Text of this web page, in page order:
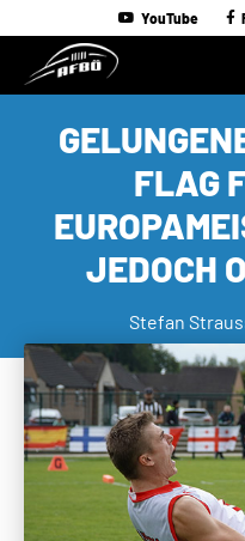
YouTube
FLAG
JEDOCH
Stefan